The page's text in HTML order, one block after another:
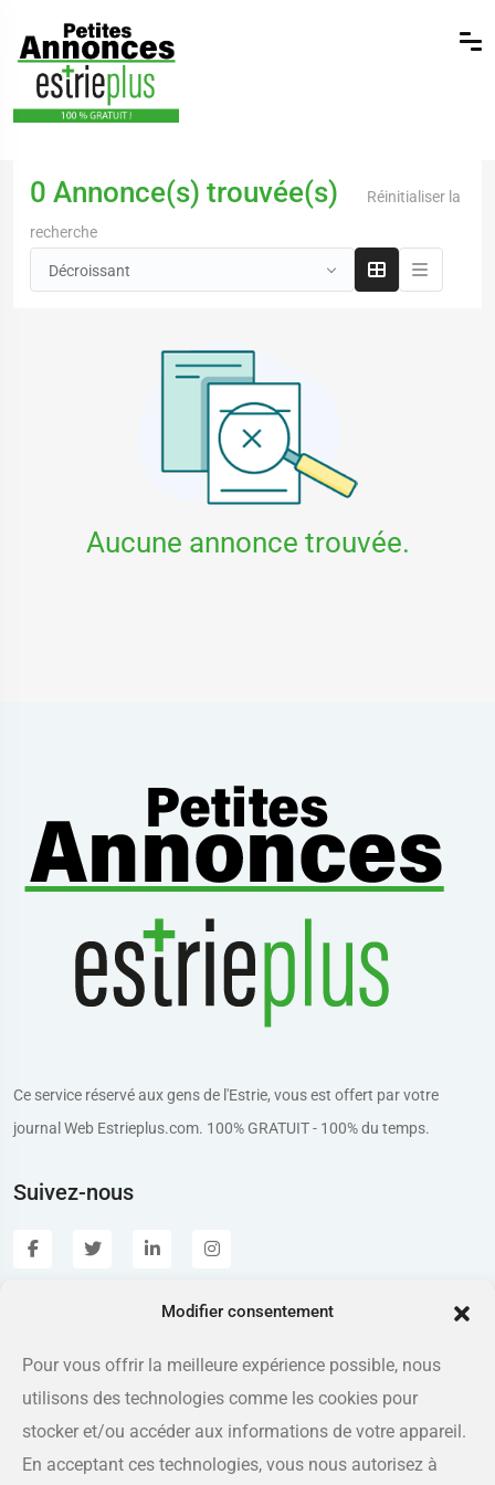
Modifier consentement
Pour vous offrir la meilleure expérience possible, nous
utilisons des technologies comme les cookies pour
stocker et/ou accéder aux informations de votre appareil.
En acceptant ces technologies, vous nous autorisez à
0 Annonce(s) trouvée(s)
Réinitialiser la
recherche
Décroissant
Aucune annonce trouvée.
Ce service réservé aux gens de l'Estrie, vous est offert par votre
journal Web Estrieplus.com. 100% GRATUIT - 100% du temps.
Suivez-nous
Adresse
175 rue Queen, Sherbrooke QC J1L 1K1